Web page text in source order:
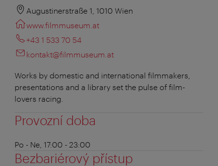
Augustinerstraße 1, 1010 Wien
www.filmmuseum.at
+43 1 533 70 54
kontakt@filmmuseum.at
Works by domestic and international filmmakers,
presentations and a library set the pulse of film-
lovers racing.
Provozní doba
Po - Ne, 17:00 - 23:00
Bezbariérový přístup